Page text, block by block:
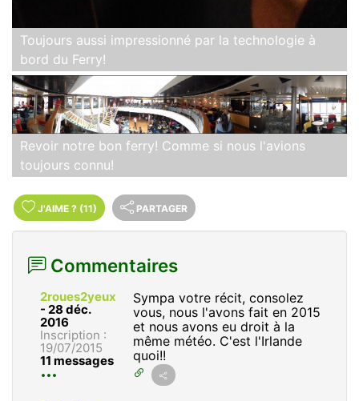
Toujours aussi impressionné par la technologie à
bord du Ferry!
Revoir notre bon ferry! Comme si nous l'avions
toujours connu!
J'AIME ? (11) PARTAGER
Commentaires
2roues2yeux
- 28 déc.
2016
Inscription :
19/07/2015
11 messages
Sympa votre récit, consolez
vous, nous l'avons fait en 2015
et nous avons eu droit à la
même météo. C'est l'Irlande
quoi!!